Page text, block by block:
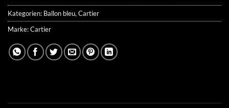
Kategorien: Ballon bleu, Cartier
Marke:Cartier